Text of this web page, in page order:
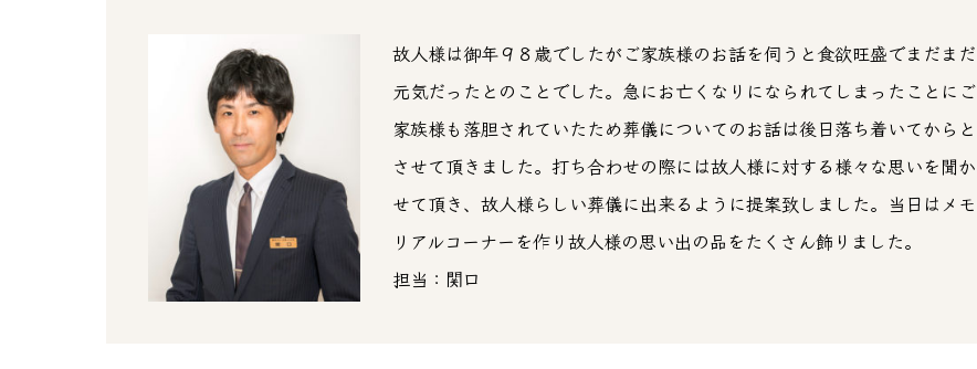
故人様は御年９８歳でしたがご家族様のお話を伺うと食欲旺盛でまだまだ
元気だったとのことでした。急にお亡くなりになられてしまったことにご
家族様も落胆されていたため葬儀についてのお話は後日落ち着いてからと
させて頂きました。打ち合わせの際には故人様に対する様々な思いを聞か
せて頂き、故人様らしい葬儀に出来るように提案致しました。当日はメモ
リアルコーナーを作り故人様の思い出の品をたくさん飾りました。
担当：関口